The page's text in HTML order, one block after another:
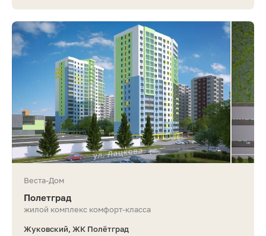
Веста-Дом
Полетград
жилой комплекс комфорт-класса
Жуковский, ЖК Полётград